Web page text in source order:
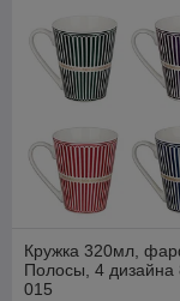
Кружка 320мл,
Полосы, 4 дизайна
015